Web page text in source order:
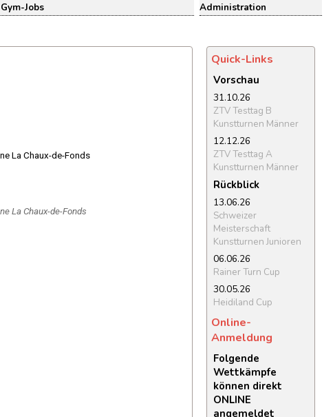
Gym-Jobs Administration
La Chaux-de-Fonds
La Chaux-de-Fonds
Quick-Links
Vorschau
31.10.26
ZTV Testtag B
Kunstturnen Männer
12.12.26
ZTV Testtag A
Kunstturnen Männer
Rückblick
13.06.26
Schweizer
Meisterschaft
Kunstturnen Junioren
06.06.26
Rainer Turn Cup
30.05.26
Heidiland Cup
Online-
Anmeldung
Folgende
Wettkämpfe
können direkt
ONLINE
angemeldet